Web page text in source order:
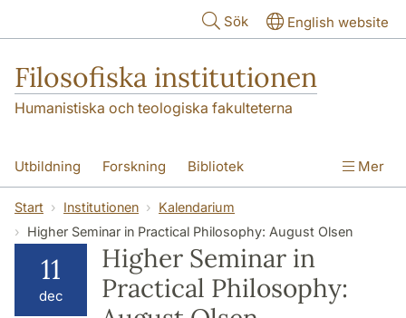
Sök English website
Filosofiska institutionen
Humanistiska och teologiska fakulteterna
Utbildning Forskning Bibliotek
Personal Kontakt Institutionen
Mer
Start Institutionen
Kalendarium
Higher Seminar in Practical Philosophy: August Olsen
11
dec
Higher Seminar in
Practical Philosophy: